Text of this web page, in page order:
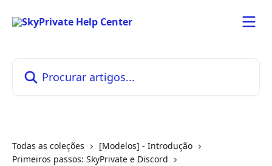
Todas as coleções
[Modelos] - Introdução
Primeiros passos: SkyPrivate e Discord